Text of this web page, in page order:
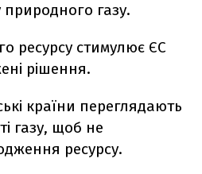
газу.
ресурсу стимулює ЄС
рішення.
країни переглядають
газу, щоб не
ресурсу.